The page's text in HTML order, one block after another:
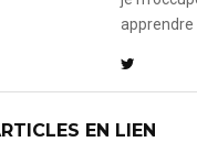
apprendre
EN LIEN